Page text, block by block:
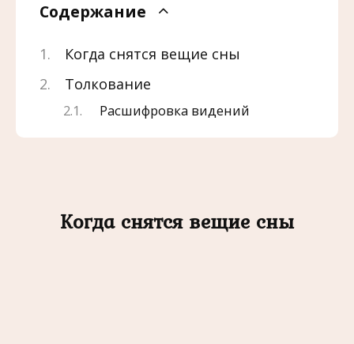
Содержание
Когда снятся вещие сны
Толкование
Расшифровка видений
Когда снятся вещие сны